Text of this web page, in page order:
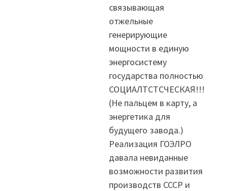
связывающая
отжельные
генерирующие
мощности в единую
энергосистему
государства полностью
СОЦИАЛТСТСЧЕСКАЯ!!!
(Не пальцем в карту, а
энергетика для
будущего завода.)
Реализация ГОЭЛРО
давала невиданные
возможности развития
производств СССР и